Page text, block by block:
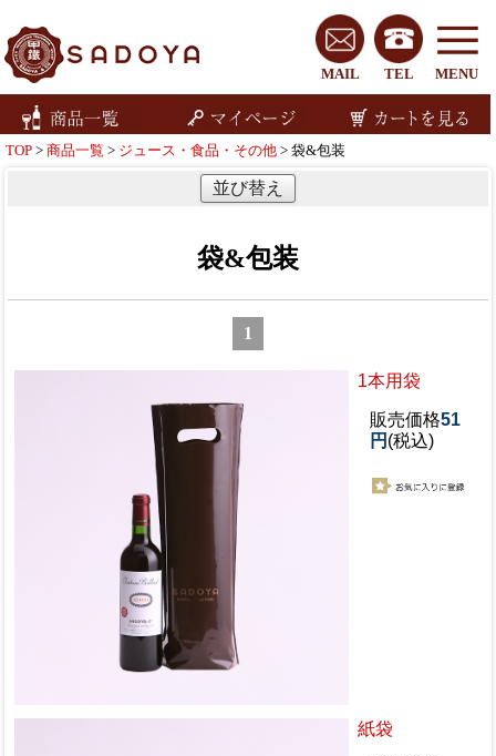
MENU
TEL
MAIL
TOP > 商品一覧 > ジュース・食品・その他 > 袋&包装
並び替え
袋&包装
1
1本用袋
販売価格51
円 (税込)
紙袋